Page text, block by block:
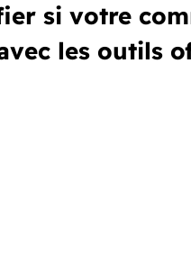
si votre
les outils